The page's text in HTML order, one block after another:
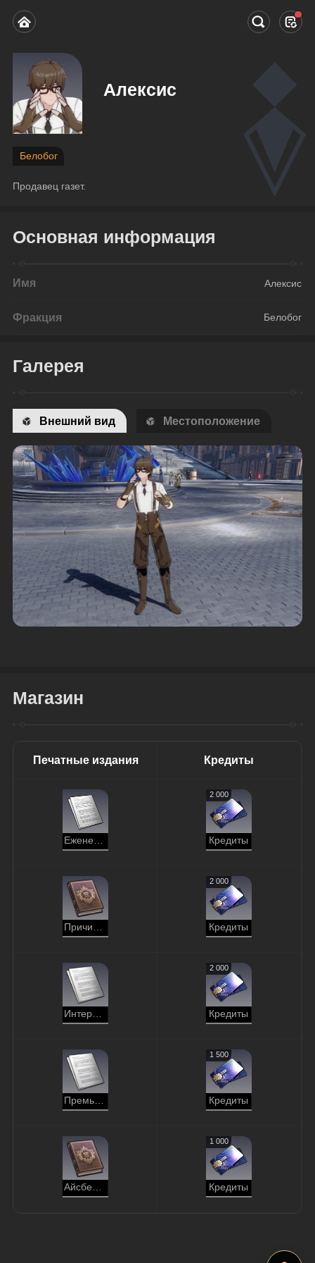
Алексис
Белобог
Продавец газет.
Основная информация
Имя Алексис
Фракция Белобог
Галерея
Внешний вид Местоположение
Магазин
Печатные издания Кредиты
Еженедельник шахтёра, выпуск 226
2 000
Кредиты
Причины ледяного шторма
2 000
Кредиты
Интервью с белобожцами по случаю Солнечного фестиваля
2 000
Кредиты
Премьера оратории «Верховная хранительница»
1 500
Кредиты
Айсберг из кваса
1 000
Кредиты